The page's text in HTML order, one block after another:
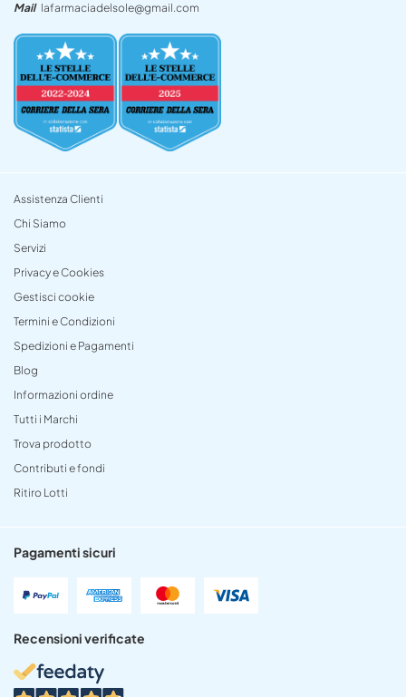
Mail lafarmaciadelsole@gmail.com
Assistenza Clienti
Chi Siamo
Servizi
Privacy e Cookies
Gestisci cookie
Termini e Condizioni
Spedizioni e Pagamenti
Blog
Informazioni ordine
Tutti i Marchi
Trova prodotto
Contributi e fondi
Ritiro Lotti
Pagamenti sicuri
Recensioni verificate